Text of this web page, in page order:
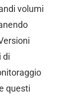
volumi
di
questi